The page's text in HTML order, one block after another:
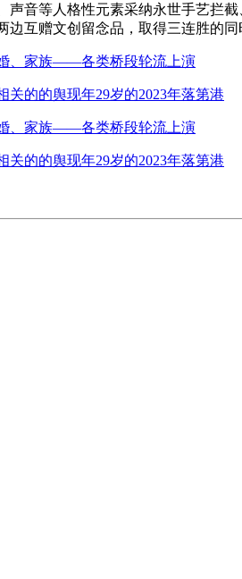
声音等人格性元素采纳永世手艺拦
边互赠文创留念品，取得三连胜的同
、家族——各类桥段轮流上演
关的的舆现年29岁的2023年落第港
、家族——各类桥段轮流上演
关的的舆现年29岁的2023年落第港